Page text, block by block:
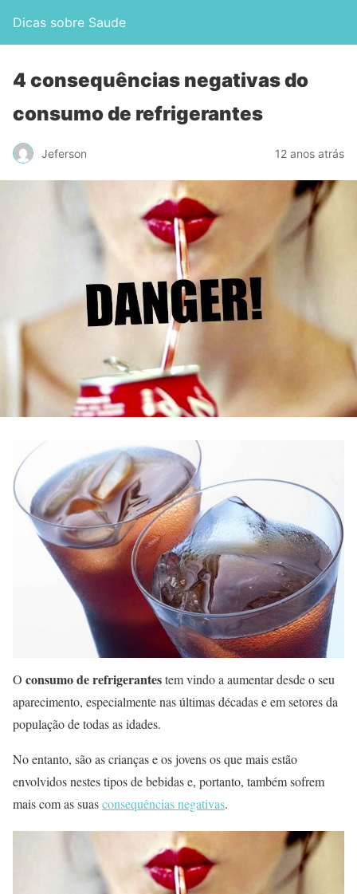
Dicas sobre Saude
4 consequências negativas do
consumo de refrigerantes
Jeferson 12 anos atrás
O consumo de refrigerantestem vindo a aumentar desde o seu
aparecimento, especialmente nas últimas décadas e em setores da
população de todas as idades.
No entanto, são as crianças e os jovens os que mais estão
envolvidos nestes tipos de bebidas e, portanto, também sofrem
mais com as suasconsequências negativas.